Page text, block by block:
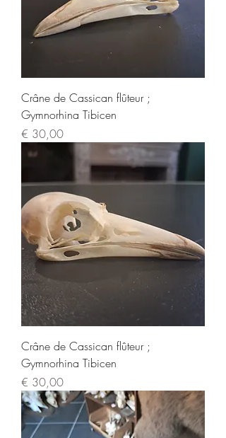
Crâne de Cassican flûteur ;
Gymnorhina Tibicen
Prijs
€ 30,00
Crâne de Cassican flûteur ;
Gymnorhina Tibicen
Prijs
€ 30,00